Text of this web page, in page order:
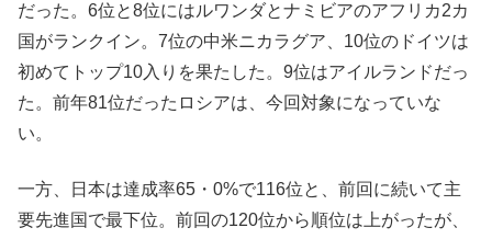
だった。6位と8位にはルワンダとナミビアのアフリカ2カ
国がランクイン。7位の中米ニカラグア、10位のドイツは
初めてトップ10入りを果たした。9位はアイルランドだっ
た。前年81位だったロシアは、今回対象になっていな
い。
一方、日本は達成率65・0%で116位と、前回に続いて主
要先進国で最下位。前回の120位から順位は上がったが、